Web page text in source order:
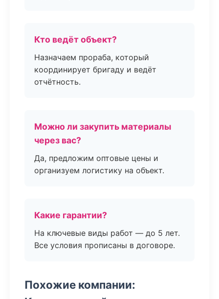
Кто ведёт объект?
Назначаем прораба, который
координирует бригаду и ведёт
отчётность.
Можно ли закупить материалы
через вас?
Да, предложим оптовые цены и
организуем логистику на объект.
Какие гарантии?
На ключевые виды работ — до 5 лет.
Все условия прописаны в договоре.
Похожие компании: